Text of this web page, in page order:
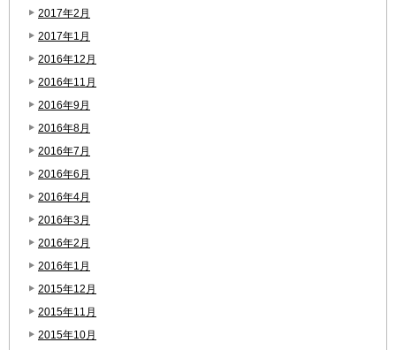
2017年2月
2017年1月
2016年12月
2016年11月
2016年9月
2016年8月
2016年7月
2016年6月
2016年4月
2016年3月
2016年2月
2016年1月
2015年12月
2015年11月
2015年10月